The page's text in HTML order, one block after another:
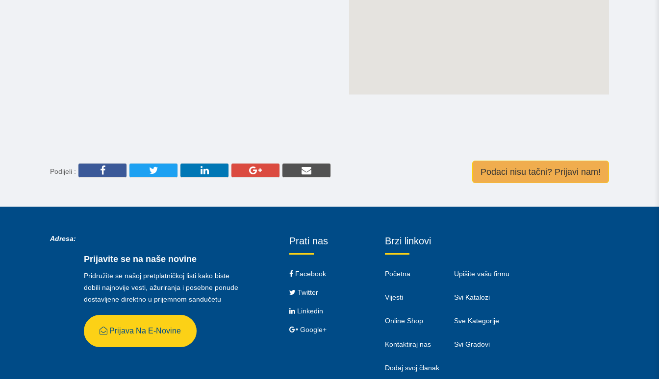
Podijeli : Podaci nisu tačni? Prijavi nam!
Adresa:
Prijavite se na naše novine
Pridružite se našoj pretplatničkoj listi kako biste
dobili najnovije vesti, ažuriranja i posebne ponude
dostavljene direktno u prijemnom sandučetu
Prijava Na E-Novine
Prati nas
Facebook
Twitter
Linkedin
Google+
Brzi linkovi
Početna
Vijesti
Online Shop
Kontaktiraj nas
Dodaj svoj članak
Upišite vašu firmu
Svi Katalozi
Sve Kategorije
Svi Gradovi